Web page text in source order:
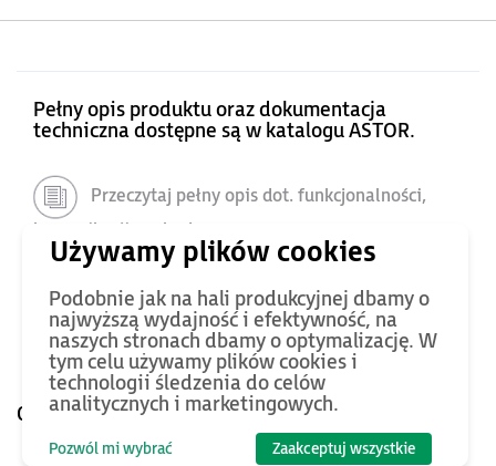
Pełny opis produktu oraz dokumentacja
techniczna dostępne są w katalogu ASTOR.
Przeczytaj pełny opis dot. funkcjonalności,
komunikacji, rozbudowy
Zobacz pełny opis serii
Opinie o produkcie
5
Podobnie jak na hali produkcyjnej dbamy o
najwyższą wydajność i efektywność, na
naszych stronach dbamy o optymalizację. W
tym celu używamy plików cookies i
technologii śledzenia do celów
analitycznych i marketingowych.
Pozwól mi wybrać Zaakceptuj wszystkie